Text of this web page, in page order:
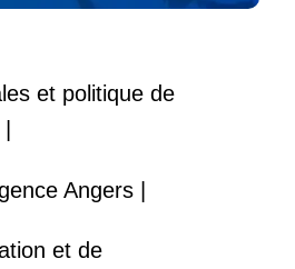
et politique de
Angers |
et de